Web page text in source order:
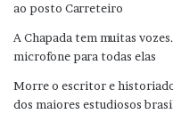
ao posto Carreteiro
A Chapada tem muitas
microfone para todas elas
Morre o escritor e
dos maiores estudiosos